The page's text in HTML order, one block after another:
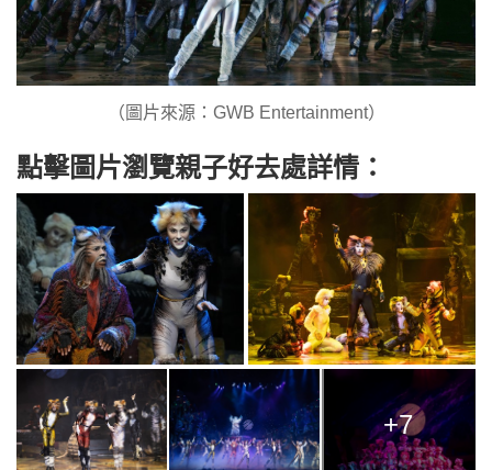
（圖片來源：GWB Entertainment）
點擊圖片瀏覽親子好去處詳情：
+7